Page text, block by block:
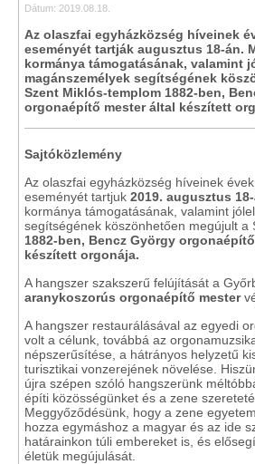
Dátum: 2019.08.18.
Az olaszfai egyházközség híveinek
eseményét tartják augusztus 18-án.
kormánya támogatásának, valamint
magánszemélyek segítségének
Szent Miklós-templom 1882-ben,
orgonaépítő mester által készített
Sajtóközlemény
Az olaszfai egyházközség híveinek
eseményét tartjuk 2019. augusztus
kormánya támogatásának, valamint
segítségének köszönhetően megújult a
1882-ben, Bencz György
készített orgonája.
A hangszer szakszerű felújítását a
aranykoszorús orgonaépítő mester
A hangszer restaurálásával az egyedi
volt a célunk, továbbá az
népszerűsítése, a hátrányos helyzetű
turisztikai vonzerejének növelése.
újra szépen szóló hangszerünk
építi közösségünket és a zene
Meggyőződésünk, hogy a zene
hozza egymáshoz a magyar és az ide
határainkon túli embereket is, és
életük megújulását.